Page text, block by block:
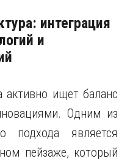
интеграция
и
активно ищет баланс
Одним из
подхода является
пейзаже, который